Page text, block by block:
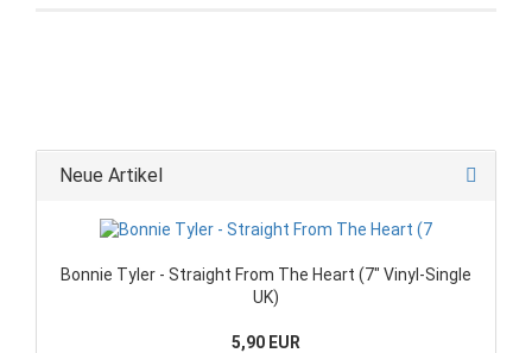
Neue Artikel
Bonnie Tyler - Straight From The Heart (7" Vinyl-Single
UK)
5,90 EUR